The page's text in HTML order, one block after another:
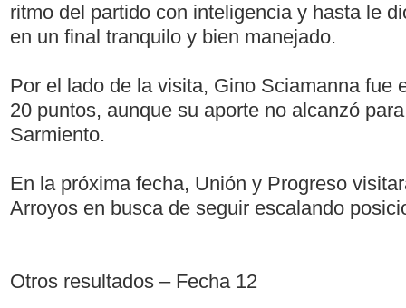
ritmo del partido con inteligencia y hasta le
en un final tranquilo y bien manejado.
Por el lado de la visita, Gino Sciamanna fue
20 puntos, aunque su aporte no alcanzó
Sarmiento.
En la próxima fecha, Unión y Progreso
Arroyos en busca de seguir escalando
Otros resultados – Fecha 12